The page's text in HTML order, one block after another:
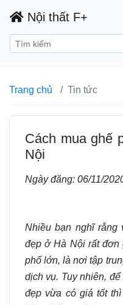
Nội thất F+
Trang chủ Tin tức
Cách mua ghế
Nội
Ngày đăng: 06/11/
Nhiều bạn nghĩ rằng
đẹp ở Hà Nội rất đơn
phố lớn, là nơi tập
dịch vụ. Tuy nhiên,
đẹp vừa có giá tốt